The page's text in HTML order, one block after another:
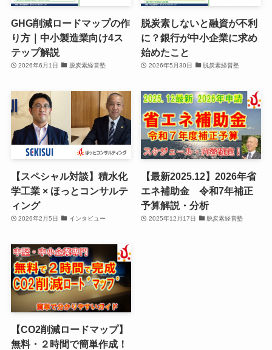
GHG削減ロードマップの作
り方｜中小製造業向け4ス
テップ解説
2026年6月1日 脱炭素経営塾
脱炭素しないと融資が不利
に？銀行が中小企業に求め
始めたこと
2026年5月30日 脱炭素経営塾
【スペシャル対談】積水化
学工業 × ほっとコンサルテ
ィング
2026年2月5日 インタビュー
【最新2025.12】2026年省
エネ補助金 令和7年補正
予算解説・分析
2025年12月17日 脱炭素経営塾
【CO2削減ロードマップ】
無料・２時間で簡単作成！